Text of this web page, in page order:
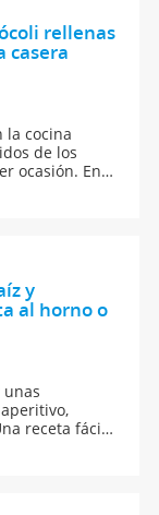
rellenas
casera
la cocina
de los
ocasión. En
croquetas
y
al horno o
unas
receta fácil
que a